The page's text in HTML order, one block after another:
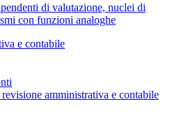
di valutazione, nuclei di
con funzioni analoghe
e contabile
amministrativa e contabile